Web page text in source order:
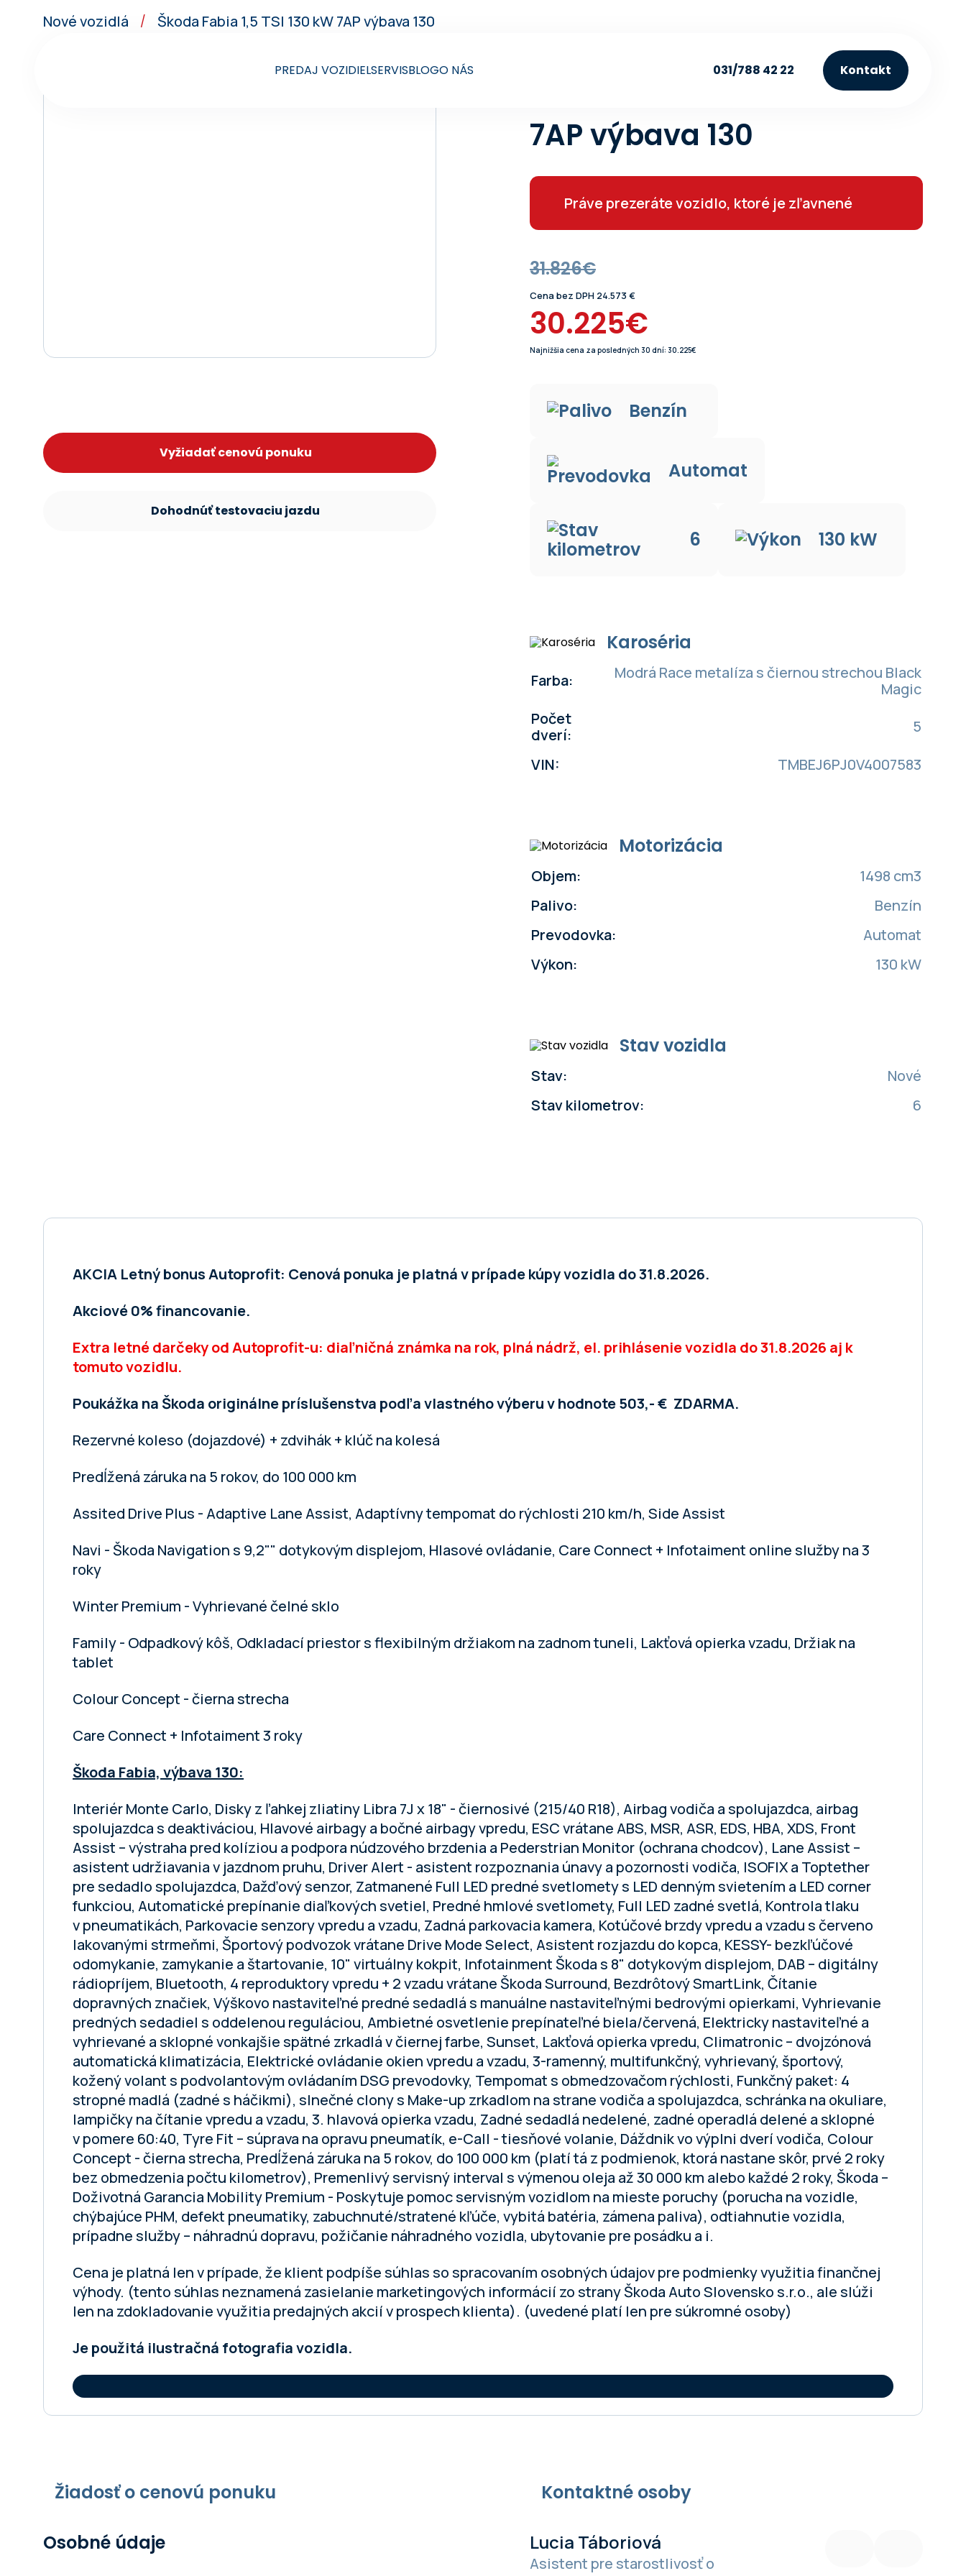
PREDAJ VOZIDIELSERVISBLOGO NÁS 031/788 42 22 Kontakt
Nové vozidlá / Škoda Fabia 1,5 TSI 130 kW 7AP výbava 130
Vyžiadať cenovú ponuku
Dohodnúť testovaciu jazdu
Škoda Fabia 1,5 TSI 130 kW
7AP výbava 130
Práve prezeráte vozidlo, ktoré je zľavnené
31.826€
Cena bez DPH 24.573 €
30.225€
Najnižšia cena za posledných 30 dní: 30.225€
Benzín
Automat
6 130 kW
Karoséria
Farba:
Modrá Race metalíza s čiernou strechou Black
Magic
Počet
dverí:
5
VIN:
TMBEJ6PJ0V4007583
Motorizácia
Objem:
1498 cm3
Palivo:
Benzín
Prevodovka:
Automat
Výkon:
130 kW
Stav vozidla
Stav:
Nové
Stav kilometrov:
6
AKCIA Letný bonus Autoprofit: Cenová ponuka je platná v prípade kúpy vozidla do 31.8.2026.
Akciové 0% financovanie.
Extra letné darčeky od Autoprofit-u: diaľničná známka na rok, plná nádrž, el. prihlásenie vozidla do 31.8.2026 aj k
tomuto vozidlu.
Poukážka na Škoda originálne príslušenstva podľa vlastného výberu v hodnote 503,- € ZDARMA.
Rezervné koleso (dojazdové) + zdvihák + klúč na kolesá
Predĺžená záruka na 5 rokov, do 100 000 km
Assited Drive Plus - Adaptive Lane Assist, Adaptívny tempomat do rýchlosti 210 km/h, Side Assist
Navi - Škoda Navigation s 9,2"" dotykovým displejom, Hlasové ovládanie, Care Connect + Infotaiment online služby na 3
roky
Winter Premium - Vyhrievané čelné sklo
Family - Odpadkový kôš, Odkladací priestor s flexibilným držiakom na zadnom tuneli, Lakťová opierka vzadu, Držiak na
tablet
Colour Concept - čierna strecha
Care Connect + Infotaiment 3 roky
Škoda Fabia, výbava 130:
Interiér Monte Carlo, Disky z ľahkej zliatiny Libra 7J x 18" - čiernosivé (215/40 R18), Airbag vodiča a spolujazdca, airbag
spolujazdca s deaktiváciou, Hlavové airbagy a bočné airbagy vpredu, ESC vrátane ABS, MSR, ASR, EDS, HBA, XDS, Front
Assist – výstraha pred kolíziou a podpora núdzového brzdenia a Pederstrian Monitor (ochrana chodcov), Lane Assist –
asistent udržiavania v jazdnom pruhu, Driver Alert - asistent rozpoznania únavy a pozornosti vodiča, ISOFIX a Toptether
pre sedadlo spolujazdca, Dažďový senzor, Zatmanené Full LED predné svetlomety s LED denným svietením a LED corner
funkciou, Automatické prepínanie diaľkových svetiel, Predné hmlové svetlomety, Full LED zadné svetlá, Kontrola tlaku
v pneumatikách, Parkovacie senzory vpredu a vzadu, Zadná parkovacia kamera, Kotúčové brzdy vpredu a vzadu s červeno
lakovanými strmeňmi, Športový podvozok vrátane Drive Mode Select, Asistent rozjazdu do kopca, KESSY- bezkľúčové
odomykanie, zamykanie a štartovanie, 10" virtuálny kokpit, Infotainment Škoda s 8" dotykovým displejom, DAB – digitálny
rádiopríjem, Bluetooth, 4 reproduktory vpredu + 2 vzadu vrátane Škoda Surround, Bezdrôtový SmartLink, Čítanie
dopravných značiek, Výškovo nastaviteľné predné sedadlá s manuálne nastaviteľnými bedrovými opierkami, Vyhrievanie
predných sedadiel s oddelenou reguláciou, Ambietné osvetlenie prepínateľné biela/červená, Elektricky nastaviteľné a
vyhrievané a sklopné vonkajšie spätné zrkadlá v čiernej farbe, Sunset, Lakťová opierka vpredu, Climatronic – dvojzónová
automatická klimatizácia, Elektrické ovládanie okien vpredu a vzadu, 3-ramenný, multifunkčný, vyhrievaný, športový,
kožený volant s podvolantovým ovládaním DSG prevodovky, Tempomat s obmedzovačom rýchlosti, Funkčný paket: 4
stropné madlá (zadné s háčikmi), slnečné clony s Make-up zrkadlom na strane vodiča a spolujazdca, schránka na okuliare,
lampičky na čítanie vpredu a vzadu, 3. hlavová opierka vzadu, Zadné sedadlá nedelené, zadné operadlá delené a sklopné
v pomere 60:40, Tyre Fit – súprava na opravu pneumatík, e-Call - tiesňové volanie, Dáždnik vo výplni dverí vodiča, Colour
Concept - čierna strecha, Predĺžená záruka na 5 rokov, do 100 000 km (platí tá z podmienok, ktorá nastane skôr, prvé 2 roky
bez obmedzenia počtu kilometrov), Premenlivý servisný interval s výmenou oleja až 30 000 km alebo každé 2 roky, Škoda –
Doživotná Garancia Mobility Premium - Poskytuje pomoc servisným vozidlom na mieste poruchy (porucha na vozidle,
chýbajúce PHM, defekt pneumatiky, zabuchnuté/stratené kľúče, vybitá batéria, zámena paliva), odtiahnutie vozidla,
prípadne služby – náhradnú dopravu, požičanie náhradného vozidla, ubytovanie pre posádku a i.
Cena je platná len v prípade, že klient podpíše súhlas so spracovaním osobných údajov pre podmienky využitia finančnej
výhody. (tento súhlas neznamená zasielanie marketingových informácií zo strany Škoda Auto Slovensko s.r.o., ale slúži
len na zdokladovanie využitia predajných akcií v prospech klienta). (uvedené platí len pre súkromné osoby)
Je použitá ilustračná fotografia vozidla.
Žiadosť o cenovú ponuku
Osobné údaje
Kontaktné osoby
Lucia Táboriová
Asistent pre starostlivosť o